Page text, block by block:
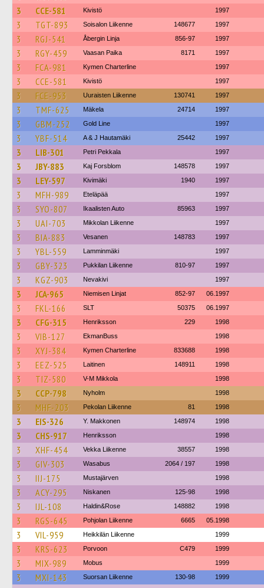
3 CCE-581 Kivistö 1997
3 TGT-893 Soisalon Liikenne 148677 1997
3 RGJ-541 Åbergin Linja 856-97 1997
3 RGY-459 Vaasan Paika 8171 1997
3 FCA-981 Kymen Charterline 1997
3 CCE-581 Kivistö 1997
3 FCE-953 Uuraisten Liikenne 130741 1997
3 TMF-625 Mäkela 24714 1997
3 GBM-252 Gold Line 1997
3 YBF-514 A & J Hautamäki 25442 1997
3 LIB-301 Petri Pekkala 1997
3 JBY-883 Kaj Forsblom 148578 1997
3 LEY-597 Kivimäki 1940 1997
3 MFH-989 Eteläpää 1997
3 SYO-807 Ikaalisten Auto 85963 1997
3 UAI-703 Mikkolan Liikenne 1997
3 BIA-883 Vesanen 148783 1997
3 YBL-559 Lamminmäki 1997
3 GBY-323 Pukkilan Liikenne 810-97 1997
3 KGZ-903 Nevakivi 1997
3 JCA-965 Niemisen Linjat 852-97 06.1997
3 FKL-166 SLT 50375 06.1997
3 CFG-315 Henriksson 229 1998
3 VIB-127 EkmanBuss 1998
3 XYJ-384 Kymen Charterline 833688 1998
3 EEZ-525 Laitinen 148911 1998
3 TIZ-580 V-M Mikkola 1998
3 CCP-798 Nyholm 1998
3 MHF-203 Pekolan Liikenne 81 1998
3 EIS-326 Y. Makkonen 148974 1998
3 CHS-917 Henriksson 1998
3 XHF-454 Vekka Liikenne 38557 1998
3 GIV-303 Wasabus 2064 / 197 1998
3 IIJ-175 Mustajärven 1998
3 ACY-295 Niskanen 125-98 1998
3 IJL-108 Haldin&Rose 148882 1998
3 RGS-645 Pohjolan Liikenne 6665 05.1998
3 VIL-959 Heikkilän Liikenne 1999
3 KRS-623 Porvoon C479 1999
3 MIX-989 Mobus 1999
3 MXI-143 Suorsan Liikenne 130-98 1999